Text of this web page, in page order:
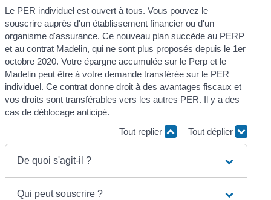
Le PER individuel est ouvert à tous. Vous pouvez le
souscrire auprès d'un établissement financier ou d'un
organisme d'assurance. Ce nouveau plan succède au PERP
et au contrat Madelin, qui ne sont plus proposés depuis le 1er
octobre 2020. Votre épargne accumulée sur le Perp et le
Madelin peut être à votre demande transférée sur le PER
individuel. Ce contrat donne droit à des avantages fiscaux et
vos droits sont transférables vers les autres PER. Il y a des
cas de déblocage anticipé.
Tout replier
Tout déplier
De quoi s'agit-il ?
Qui peut souscrire ?